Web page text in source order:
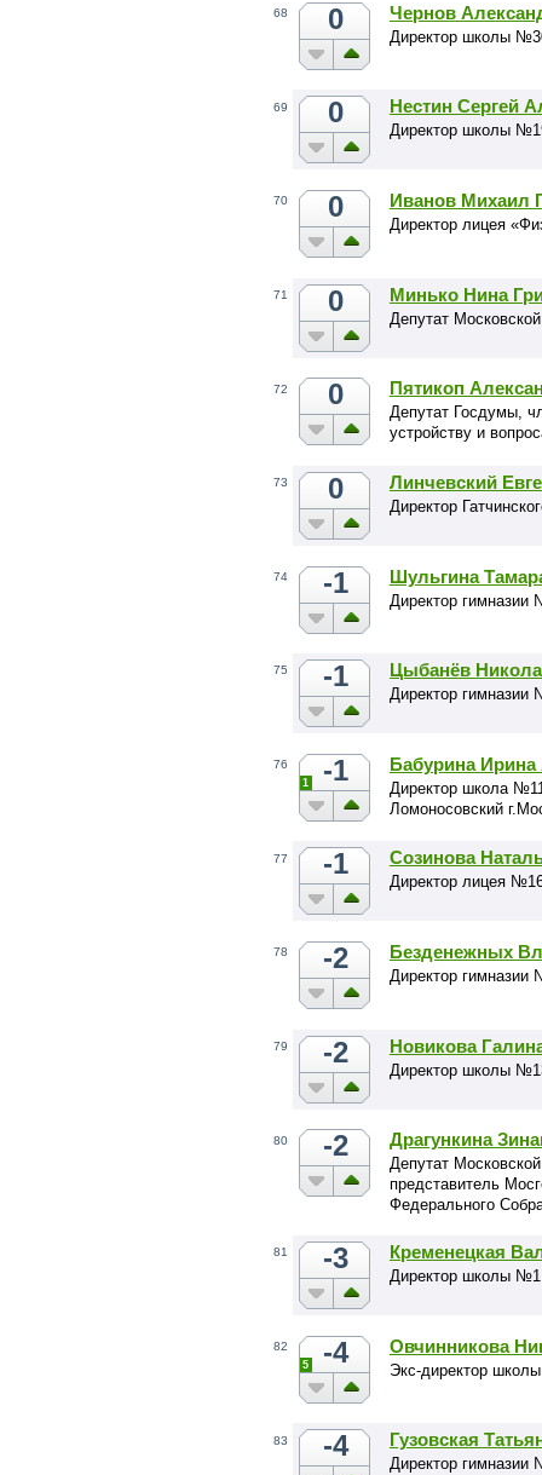
68 0 Чернов
Директор школы
69 0 Нестин Сергей
Директор школы
70 0 Иванов Михаил
Директор лицея
71 0 Минько Нина
Депутат
72 0 Пятикоп
Депутат Госдумы,
устройству и
73 0 Линчевский
Директор
74 -1 Шульгина
Директор гимназии
75 -1 Цыбанёв
Директор гимназии
76 -1
1
Бабурина Ирина
Директор школа
Ломоносовский
77 -1 Созинова
Директор лицея
78 -2 Безденежных
Директор гимназии
79 -2 Новикова
Директор школы
80 -2 Драгункина
Депутат
представитель
Федерального
81 -3 Кременецкая
Директор школы №1
82 -4
5
Овчинникова
Экс-директор
83 -4 Гузовская
Директор гимназии